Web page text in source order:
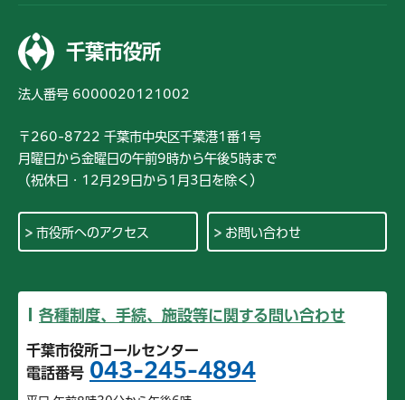
千葉市役所
法人番号 6000020121002
〒260-8722 千葉市中央区千葉港1番1号
月曜日から金曜日の午前9時から午後5時まで
（祝休日・12月29日から1月3日を除く）
市役所へのアクセス お問い合わせ
各種制度、手続、施設等に関する問い合わせ
千葉市役所コールセンター
電話番号 043-245-4894